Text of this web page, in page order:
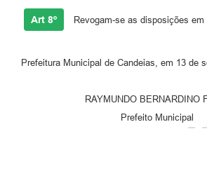
Art 8º Revogam-se as disposições em
Prefeitura Municipal de Candeias, em 13 de
RAYMUNDO BERNARDINO
Prefeito Municipal